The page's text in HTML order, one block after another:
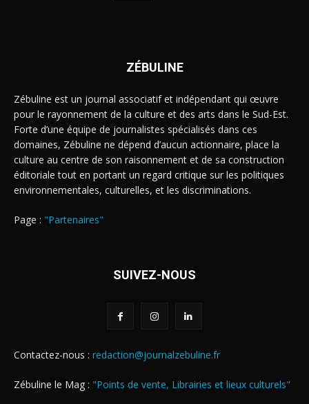
ZÉBULINE
Zébuline est un journal associatif et indépendant qui œuvre
pour le rayonnement de la culture et des arts dans le Sud-Est.
Forte d’une équipe de journalistes spécialisés dans ces
domaines, Zébuline ne dépend d’aucun actionnaire, place la
culture au centre de son raisonnement et de sa construction
éditoriale tout en portant un regard critique sur les politiques
environnementales, culturelles, et les discriminations.
Page : "Partenaires"
SUIVEZ-NOUS
Contactez-nous : redaction@journalzebuline.fr
Zébuline le Mag : "Points de vente, Librairies et lieux culturels"